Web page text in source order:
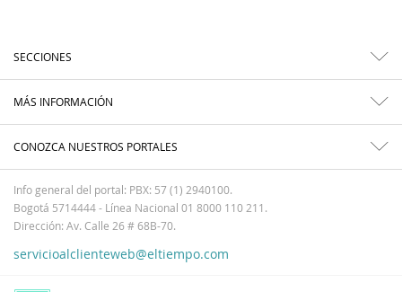
SECCIONES
MÁS INFORMACIÓN
CONOZCA NUESTROS PORTALES
Info general del portal: PBX: 57 (1) 2940100.
Bogotá 5714444 - Línea Nacional 01 8000 110 211.
Dirección: Av. Calle 26 # 68B-70.
servicioalclienteweb@eltiempo.com